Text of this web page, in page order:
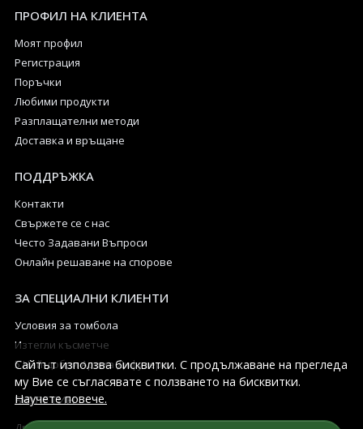
Сайтът използва бисквитки. С продължаване на прегледа
му Вие се съгласявате с ползването на бисквитки.
Научете повече.
ПРОФИЛ НА КЛИЕНТА
Моят профил
Регистрация
Поръчки
Любими продукти
Разплащателни методи
Доставка и връщане
ПОДДРЪЖКА
Контакти
Свържете се с нас
Често Задавани Въпроси
Онлайн решаване на спорове
ЗА СПЕЦИАЛНИ КЛИЕНТИ
Условия за томбола
Изтегли късметче
5 Най-добри Арома Дифузери
БЮЛЕТИН